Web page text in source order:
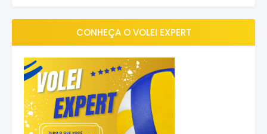
CONHEÇA O VOLEI EXPERT